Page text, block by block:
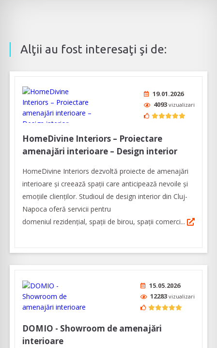
Alţii au fost interesaţi şi de:
19.01.2026
4093 vizualizari
HomeDivine Interiors – Proiectare
amenajări interioare – Design interior
HomeDivine Interiors dezvoltă proiecte de amenajări
interioare și creează spații care anticipează nevoile și
emoțiile clienților. Studioul de design interior din Cluj-
Napoca oferă servicii pentru
domeniul rezidențial, spații de birou, spații comerci...
15.05.2026
12283 vizualizari
DOMIO - Showroom de amenajări
interioare